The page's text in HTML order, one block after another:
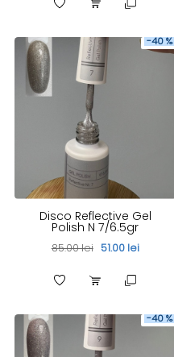
-40 %
Disco Reflective Gel
Polish N 7/6.5gr
85.00 lei 51.00 lei
-40 %